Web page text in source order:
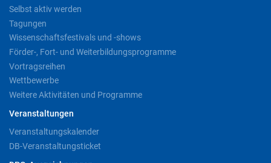
Selbst aktiv werden
Tagungen
Wissenschaftsfestivals und -shows
Förder-, Fort- und Weiterbildungsprogramme
Vortragsreihen
Wettbewerbe
Weitere Aktivitäten und Programme
Veranstaltungen
Veranstaltungskalender
DB-Veranstaltungsticket